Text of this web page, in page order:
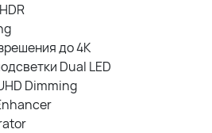
до 4K
Dual LED
Dimming